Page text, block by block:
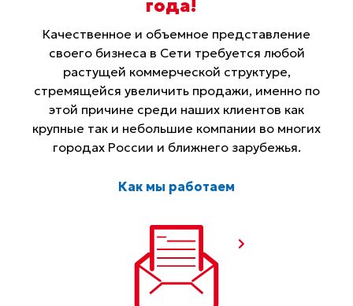
года!
Качественное и объемное представление
своего бизнеса в Сети требуется любой
растущей коммерческой структуре,
стремящейся увеличить продажи, именно по
этой причине среди наших клиентов как
крупные так и небольшие компании во многих
городах России и ближнего зарубежья.
Как мы работаем